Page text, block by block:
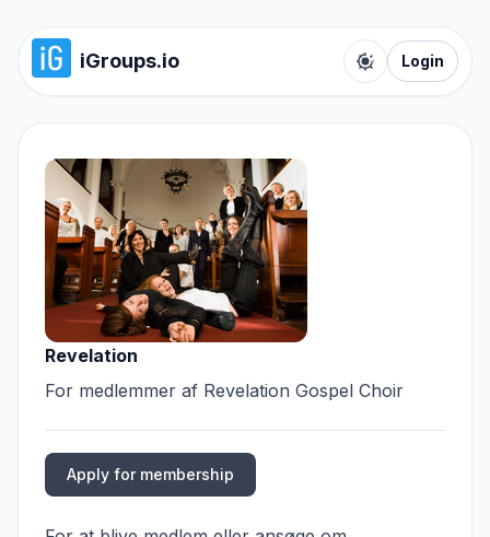
iGroups.io
Toggle color
Login
Revelation
For medlemmer af Revelation Gospel Choir
Apply for membership